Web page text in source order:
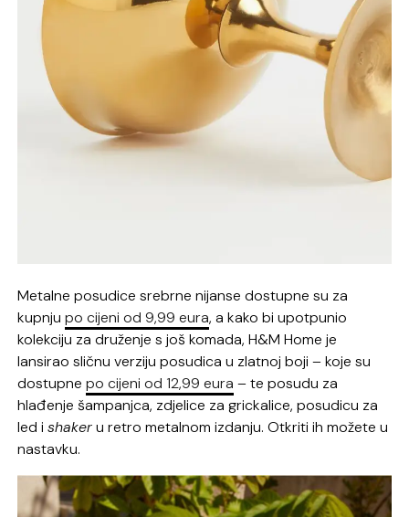
Metalne posudice srebrne nijanse dostupne su za
kupnjupo cijeni od 9,99 eura, a kako bi upotpunio
kolekciju za druženje s još komada, H&M Home je
lansirao sličnu verziju posudica u zlatnoj boji – koje su
dostupnepo cijeni od 12,99 eura – te posudu za
hlađenje šampanjca, zdjelice za grickalice, posudicu za
led ishakeru retro metalnom izdanju. Otkriti ih možete u
nastavku.